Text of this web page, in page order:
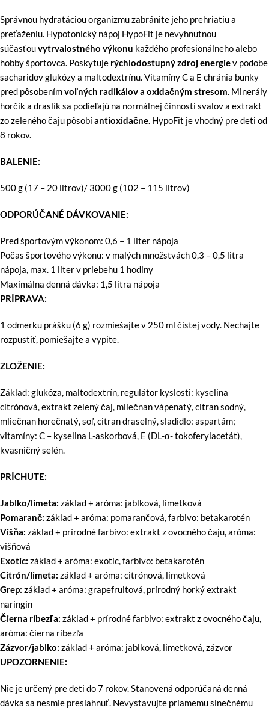
Správnou hydratáciou organizmu zabránite jeho prehriatiu a
preťaženiu. Hypotonický nápoj HypoFit je nevyhnutnou
súčasťouvytrvalostného výkonu každého profesionálneho alebo
hobby športovca. Poskytuje rýchlodostupný zdroj energiev podobe
sacharidov glukózy a maltodextrínu. Vitamíny C a E chránia bunky
pred pôsobenímvoľných radikálov a oxidačným stresom. Minerály
horčík a draslík sa podieľajú na normálnej činnosti svalov a extrakt
zo zeleného čaju pôsobíantioxidačne. HypoFit je vhodný pre deti od
8 rokov.
BALENIE:
500 g (17 – 20 litrov)/ 3000 g (102 – 115 litrov)
ODPORÚČANÉ DÁVKOVANIE:
Pred športovým výkonom: 0,6 – 1 liter nápoja
Počas športového výkonu: v malých množstvách 0,3 – 0,5 litra
nápoja, max. 1 liter v priebehu 1 hodiny
Maximálna denná dávka: 1,5 litra nápoja
PRÍPRAVA:
1 odmerku prášku (6 g) rozmiešajte v 250 ml čistej vody. Nechajte
rozpustiť, pomiešajte a vypite.
ZLOŽENIE:
Základ: glukóza, maltodextrín, regulátor kyslosti: kyselina
citrónová, extrakt zelený čaj, mliečnan vápenatý, citran sodný,
mliečnan horečnatý, soľ, citran draselný, sladidlo: aspartám;
vitamíny: C – kyselina L-askorbová, E (DL-α- tokoferylacetát),
kvasničný selén.
PRÍCHUTE:
Jablko/limeta: základ + aróma: jablková, limetková
Pomaranč: základ + aróma: pomarančová, farbivo: betakarotén
Višňa: základ + prírodné farbivo: extrakt z ovocného čaju, aróma:
višňová
Exotic: základ + aróma: exotic, farbivo: betakarotén
Citrón/limeta: základ + aróma: citrónová, limetková
Grep: základ + aróma: grapefruitová, prírodný horký extrakt
naringin
Čierna ríbezľa: základ + prírodné farbivo: extrakt z ovocného čaju,
aróma: čierna ríbezľa
Zázvor/jablko: základ + aróma: jablková, limetková, zázvor
UPOZORNENIE:
Nie je určený pre deti do 7 rokov. Stanovená odporúčaná denná
dávka sa nesmie presiahnuť. Nevystavujte priamemu slnečnému